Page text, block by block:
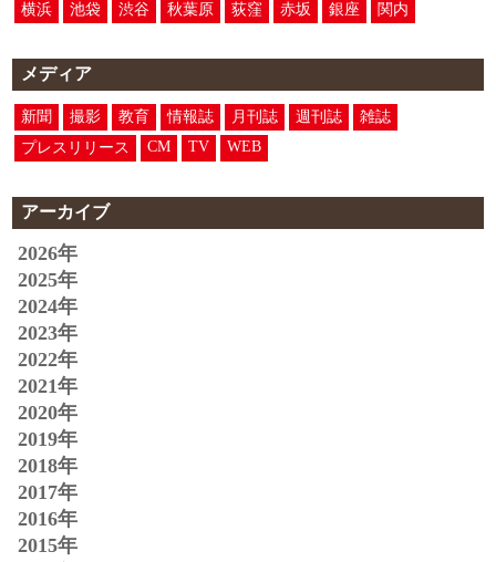
横浜
池袋 渋谷 秋葉原 荻窪 赤坂 銀座 関内
メディア
新聞 撮影 教育 情報誌 月刊誌 週刊誌
雑誌
プレスリリース
CM TV WEB
アーカイブ
2026年
2025年
2024年
2023年
2022年
2021年
2020年
2019年
2018年
2017年
2016年
2015年